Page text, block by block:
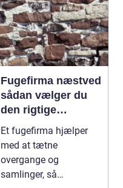
Fugefirma næstved
sådan vælger du
den rigtige
fagmand
Et fugefirma hjælper
med at tætne
overgange og
samlinger, så